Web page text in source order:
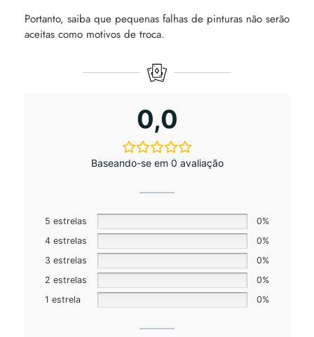
Portanto, saiba que pequenas falhas de pinturas não serão
aceitas como motivos de troca.
0,0
Baseando-se em 0 avaliação
5 estrelas
0%
4 estrelas
0%
3 estrelas
0%
2 estrelas
0%
1 estrela
0%